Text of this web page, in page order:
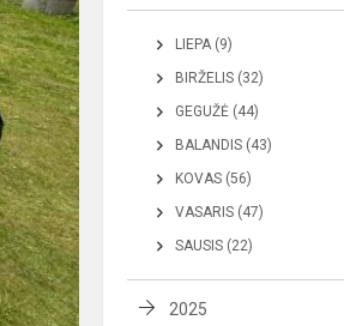
LIEPA (9)
BIRŽELIS (32)
GEGUŽĖ (44)
BALANDIS (43)
KOVAS (56)
VASARIS (47)
SAUSIS (22)
2025